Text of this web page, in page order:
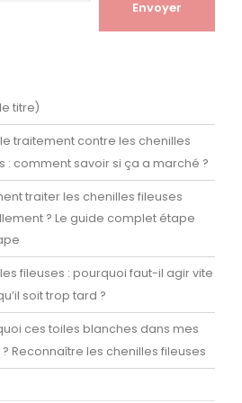
titre)
traitement contre les chenilles
: comment savoir si ça a marché ?
traiter les chenilles fileuses
? Le guide complet étape
fileuses : pourquoi faut-il agir vite
soit trop tard ?
ces toiles blanches dans mes
Reconnaître les chenilles fileuses